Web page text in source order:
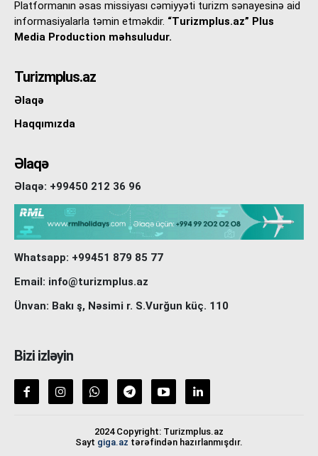
Platformanın əsas missiyası cəmiyyəti turizm sənayesinə aid
informasiyalarla təmin etməkdir. “Turizmplus.az” Plus
Media Production məhsuludur.
Turizmplus.az
Əlaqə
Haqqımızda
Əlaqə
Əlaqə: +99450 212 36 96
Whatsapp: +99451 879 85 77
Email: info@turizmplus.az
Ünvan: Bakı ş, Nəsimi r. S.Vurğun küç. 110
Bizi izləyin
2024 Copyright: Turizmplus.az
Sayt giga.az tərəfindən hazırlanmışdır.